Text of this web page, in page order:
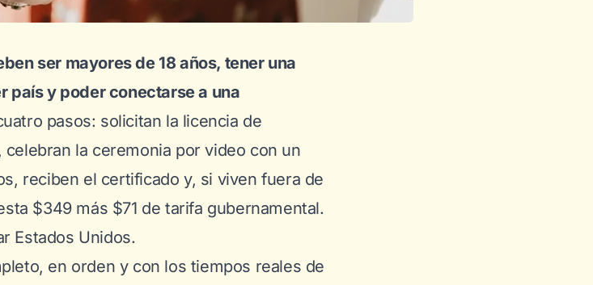
ser mayores de 18 años, tener una
país y poder conectarse a una
pasos: solicitan la licencia de
la ceremonia por video con un
reciben el certificado y, si viven fuera de
$349 más $71 de tarifa gubernamental.
Estados Unidos.
en orden y con los tiempos reales de